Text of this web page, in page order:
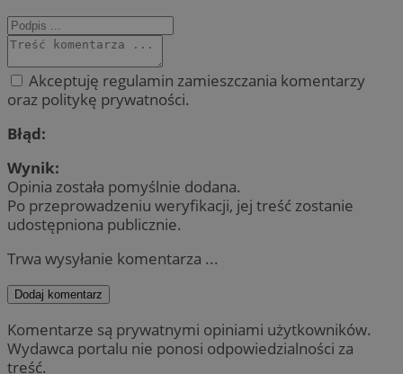
Akceptuję regulamin zamieszczania komentarzy
oraz politykę prywatności.
Błąd:
Wynik:
Opinia została pomyślnie dodana.
Po przeprowadzeniu weryfikacji, jej treść zostanie
udostępniona publicznie.
Trwa wysyłanie komentarza ...
Dodaj komentarz
Komentarze są prywatnymi opiniami użytkowników.
Wydawca portalu nie ponosi odpowiedzialności za
treść.